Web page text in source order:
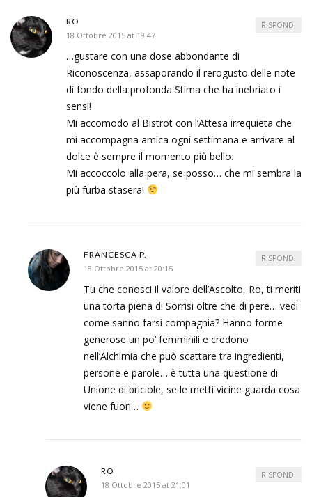
RO
18 Ottobre 2015 at 19:47
…gustare con una dose abbondante di
Riconoscenza, assaporando il rerogusto delle note
di fondo della profonda Stima che ha inebriato i
sensi!
Mi accomodo al Bistrot con l’Attesa irrequieta che
mi accompagna amica ogni settimana e arrivare al
dolce è sempre il momento più bello.
Mi accoccolo alla pera, se posso… che mi sembra la
più furba stasera!
RISPONDI
FRANCESCA P.
18 Ottobre 2015 at 20:15
Tu che conosci il valore dell’Ascolto, Ro, ti meriti
una torta piena di Sorrisi oltre che di pere… vedi
come sanno farsi compagnia? Hanno forme
generose un po’ femminili e credono
nell’Alchimia che può scattare tra ingredienti,
persone e parole… è tutta una questione di
Unione di briciole, se le metti vicine guarda cosa
viene fuori…
RISPONDI
RO
18 Ottobre 2015 at 21:01
RISPONDI